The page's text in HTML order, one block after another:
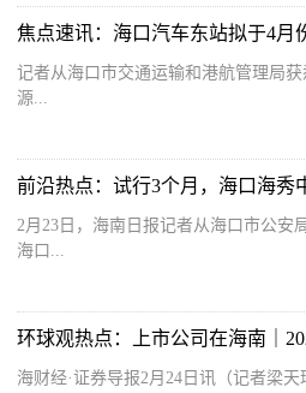
焦点速讯：海口汽车东站拟于4月
记者从海口市交通运输和港航管理局
源...
2月23日，海南日报记者从海口市公安
海口...
海财经·证券导报2月24日讯（记者梁